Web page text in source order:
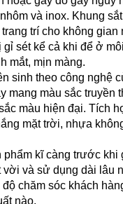
và inox. Khung
trí cho không gian
gỉ sét kể cả khi để ở môi
mắt, mịn màng.
sinh theo công nghệ
mang màu sắc truyền
màu hiện đại. Tích
mặt trời, nhựa
phẩm kĩ càng trước khi
và sử dụng dài lâu
chăm sóc khách
nào.